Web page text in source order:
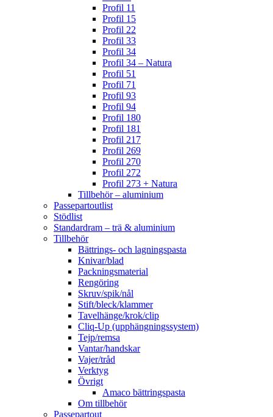
Profil 11
Profil 15
Profil 22
Profil 33
Profil 34
Profil 34 – Natura
Profil 51
Profil 71
Profil 93
Profil 94
Profil 180
Profil 181
Profil 217
Profil 269
Profil 270
Profil 272
Profil 273 + Natura
Tillbehör – aluminium
Passepartoutlist
Stödlist
Standardram – trä & aluminium
Tillbehör
Bättrings- och lagningspasta
Knivar/blad
Packningsmaterial
Rengöring
Skruv/spik/nål
Stift/bleck/klammer
Tavelhänge/krok/clip
Cliq-Up (upphängningssystem)
Tejp/remsa
Vantar/handskar
Vajer/tråd
Verktyg
Övrigt
Amaco bättringspasta
Om tillbehör
Passepartout